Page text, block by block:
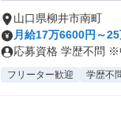
山口県柳井市南町
月給17万6600円～
応募資格 学歴不問 ※
フリーター歓迎 学歴不